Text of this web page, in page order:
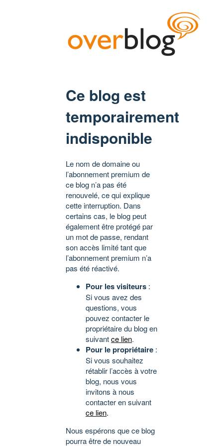
Ce blog est
temporairement
indisponible
Le nom de domaine ou
l’abonnement premium de
ce blog n’a pas été
renouvelé, ce qui explique
cette interruption. Dans
certains cas, le blog peut
également être protégé par
un mot de passe, rendant
son accès limité tant que
l’abonnement premium n’a
pas été réactivé.
Pour les visiteurs :
Si vous avez des
questions, vous
pouvez contacter le
propriétaire du blog en
suivantce lien.
Pour le propriétaire :
Si vous souhaitez
rétablir l’accès à votre
blog, nous vous
invitons à nous
contacter en suivant
ce lien.
Nous espérons que ce blog
pourra être de nouveau